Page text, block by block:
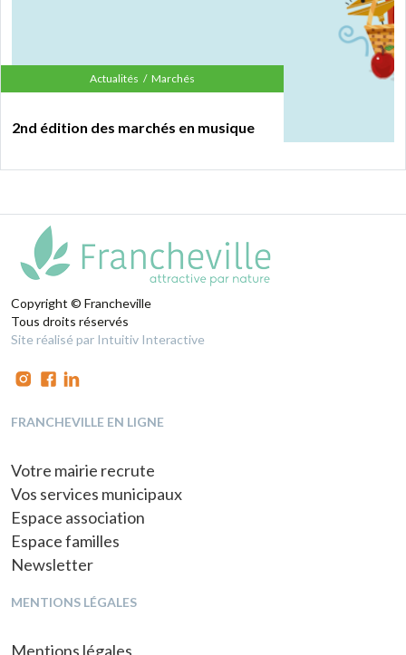
Actualités Marchés
2nd édition des marchés en musique
Copyright © Francheville
Tous droits réservés
Site réalisé par Intuitiv Interactive
FRANCHEVILLE EN LIGNE
Votre mairie recrute
Vos services municipaux
Espace association
Espace familles
Newsletter
MENTIONS LÉGALES
Mentions légales